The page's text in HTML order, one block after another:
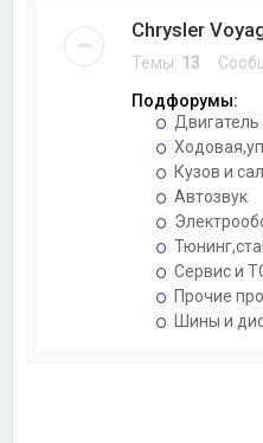
Chrysler
Темы: 13
Подфорумы:
Двигатель
Кузов и
Автозвук
Сервис и
Прочие
Шины и